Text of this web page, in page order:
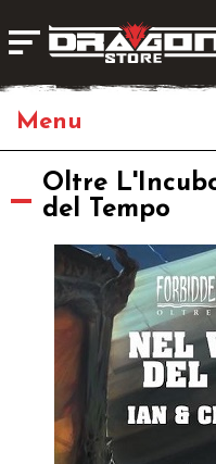
Giochi da Tavolo
Librigame
Giochi di Carte
Miniature
Oltre
del Tempo